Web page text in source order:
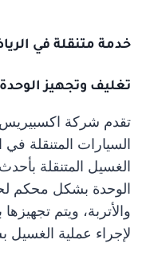
خدمة متنقلة في
تغليف وتجهيز الوحدة
تقدم شركة
السيارات المتنقلة
الغسيل المتنقلة
الوحدة بشكل محكم
والأتربة، ويتم
لإجراء عملية